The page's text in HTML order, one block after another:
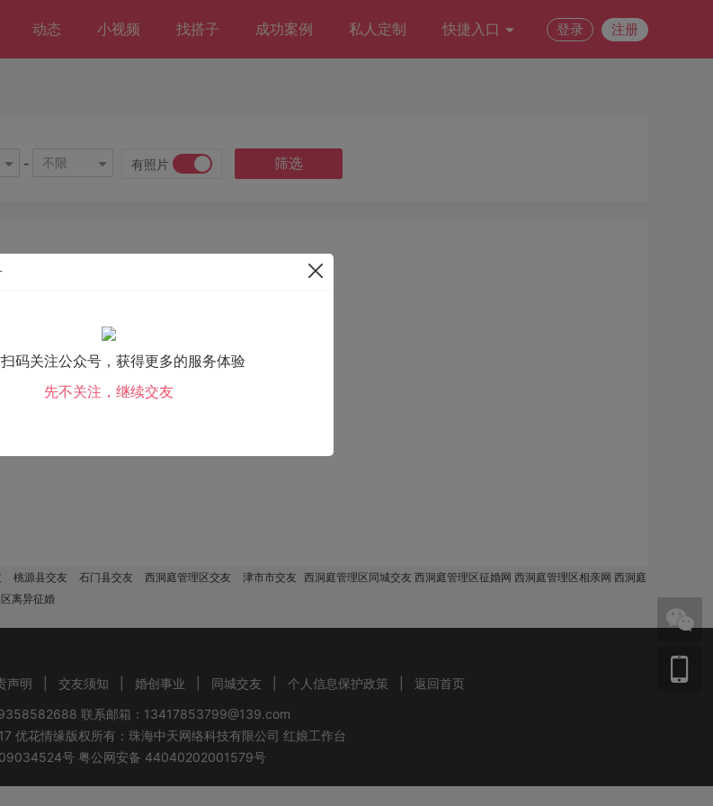
动态 小视频 找搭子 成功案例 私人定制 快捷入口 登录 注册
- 不限 有照片 筛选
桃源县交友 石门县交友 西洞庭管理区交友 津市市交友 西洞庭管理区同城交友 西洞庭管理区征婚网 西洞庭管理区相亲网 西洞庭
离异征婚
声明 交友须知 婚创事业 同城交友 个人信息保护政策
返回首页
联系邮箱：13417853799@139.com
优花情缘版权所有： 珠海中天网络科技有限公司 红娘工作台
号 粤公网安备 44040202001579号
码关注公众号，获得更多的服务体验
先不关注，继续交友